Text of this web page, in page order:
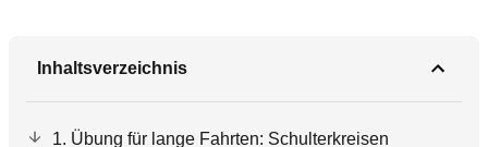
Inhaltsverzeichnis
1. Übung für lange Fahrten: Schulterkreisen